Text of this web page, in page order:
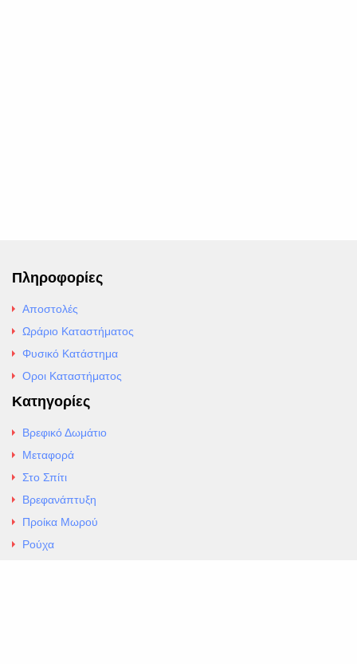
Πληροφορίες
Αποστολές
Ωράριο Καταστήματος
Φυσικό Κατάστημα
Οροι Καταστήματος
Κατηγορίες
Βρεφικό Δωμάτιο
Μεταφορά
Στο Σπίτι
Βρεφανάπτυξη
Προίκα Μωρού
Ρούχα